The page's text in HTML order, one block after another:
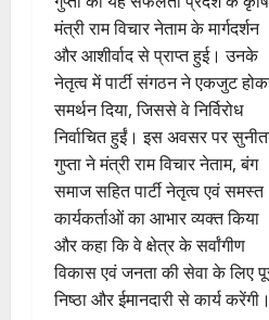
मंत्री राम विचार नेताम के मार्गदर्शन
और आशीर्वाद से प्राप्त हुई। उनके
नेतृत्व में पार्टी संगठन ने एकजुट
समर्थन दिया, जिससे वे निर्विरोध
निर्वाचित हुईं। इस अवसर पर
गुप्ता ने मंत्री राम विचार नेताम, बंग
समाज सहित पार्टी नेतृत्व एवं समस्त
कार्यकर्ताओं का आभार व्यक्त किया
और कहा कि वे क्षेत्र के सर्वांगीण
विकास एवं जनता की सेवा के लिए
निष्ठा और ईमानदारी से कार्य करेंगी।